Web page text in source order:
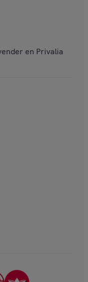
en Privalia